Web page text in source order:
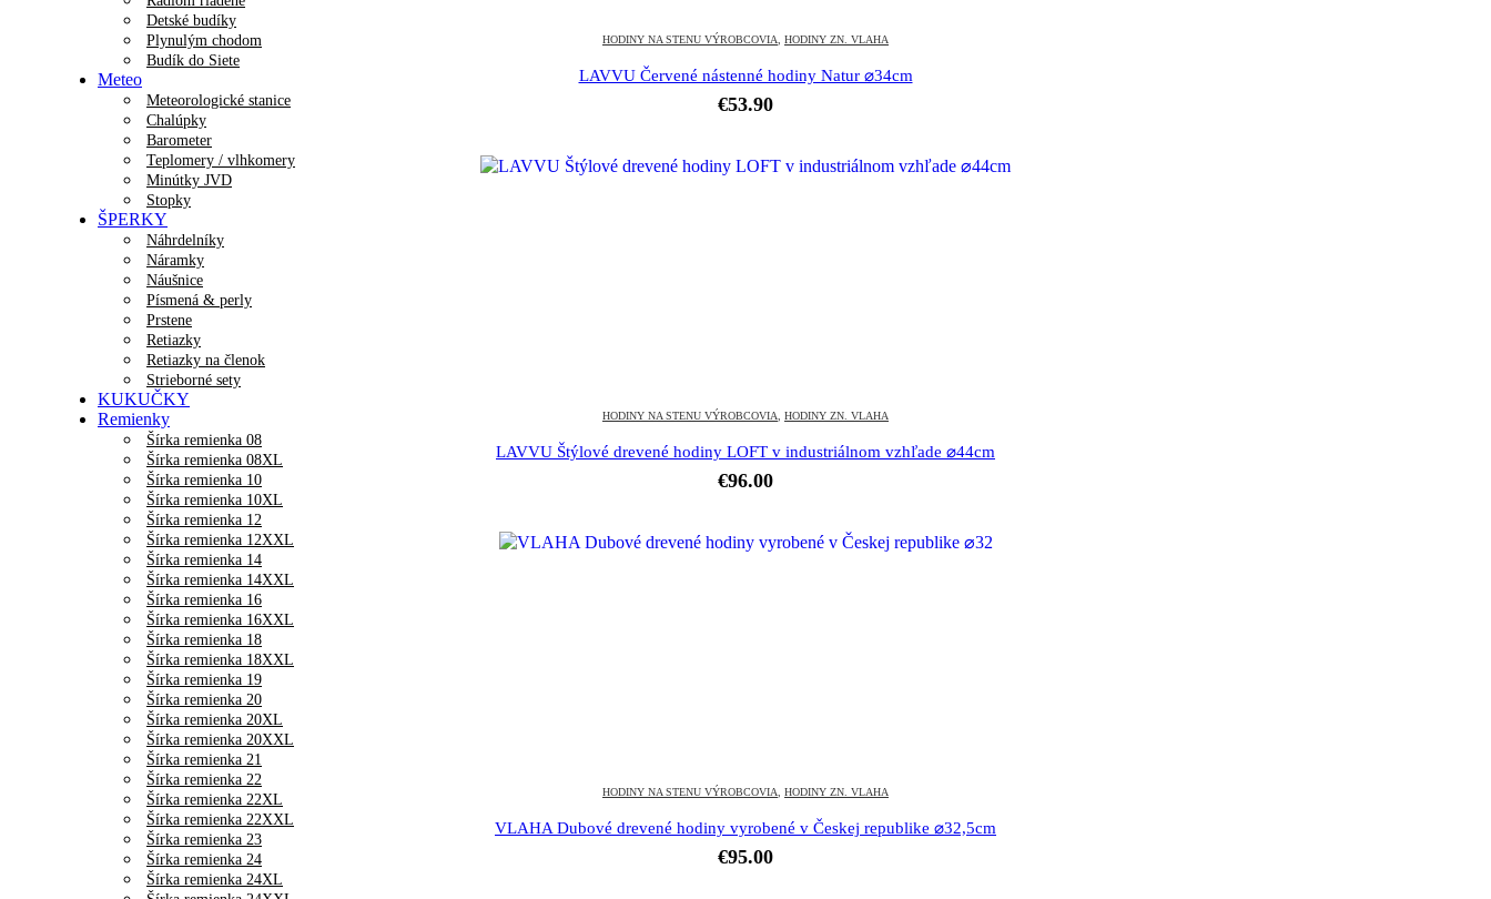
Detské budíky
Plynulým chodom
Budík do Siete
Meteo
Meteorologické stanice
Chalúpky
Barometer
Teplomery / vlhkomery
Minútky JVD
Stopky
ŠPERKY
Náhrdelníky
Náramky
Náušnice
Písmená & perly
Prstene
Retiazky
Retiazky na členok
Strieborné sety
KUKUČKY
Remienky
Šírka remienka 08
Šírka remienka 08XL
Šírka remienka 10
Šírka remienka 10XL
Šírka remienka 12
Šírka remienka 12XXL
Šírka remienka 14
Šírka remienka 14XXL
Šírka remienka 16
Šírka remienka 16XXL
Šírka remienka 18
Šírka remienka 18XXL
Šírka remienka 19
Šírka remienka 20
Šírka remienka 20XL
Šírka remienka 20XXL
Šírka remienka 21
Šírka remienka 22
Šírka remienka 22XL
Šírka remienka 22XXL
Šírka remienka 23
Šírka remienka 24
Šírka remienka 24XL
HODINY NA STENU VÝROBCOVIA HODINY ZN. VLAHA
LAVVU Červené nástenné hodiny Natur ⌀34cm
€53.90
HODINY NA STENU VÝROBCOVIA HODINY ZN. VLAHA
LAVVU Štýlové drevené hodiny LOFT v industriálnom vzhľade ⌀44cm
€96.00
HODINY NA STENU VÝROBCOVIA HODINY ZN. VLAHA
VLAHA Dubové drevené hodiny vyrobené v Českej republike ⌀32,5cm
€95.00